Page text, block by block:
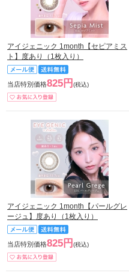
アイジェニック 1month【セピアミス
ト】度あり（1枚入り）
当店特別価格825円 (税込)
アイジェニック 1month【パールグレ
ージュ】度あり（1枚入り）
当店特別価格825円 (税込)